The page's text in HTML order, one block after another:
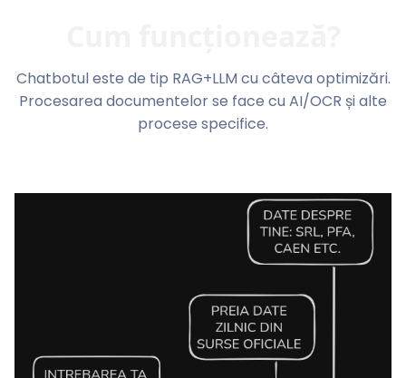
Chatbotul este de tip RAG+LLM cu câteva optimizări.
Procesarea documentelor se face cu AI/OCR și alte
procese specifice.